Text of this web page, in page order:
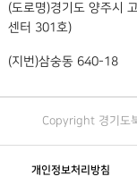
(도로명)경기도 양주시
센터 301호)
(지번)삼숭동 640-18
Copyright 경기도
개인정보처리방침